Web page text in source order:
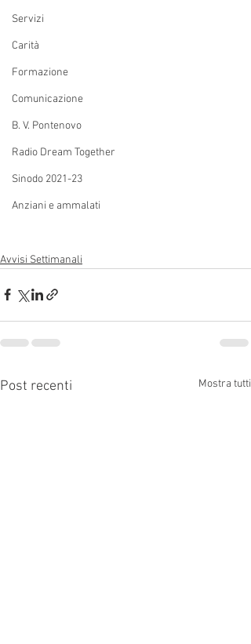
Servizi
Carità
Formazione
Comunicazione
B. V. Pontenovo
Radio Dream Together
Sinodo 2021-23
Anziani e ammalati
Avvisi Settimanali
Post recenti Mostra tutti